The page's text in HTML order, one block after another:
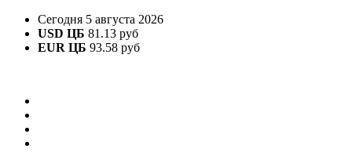
Сегодня 5 августа 2026
USD ЦБ 81.13 руб
EUR ЦБ 93.58 руб